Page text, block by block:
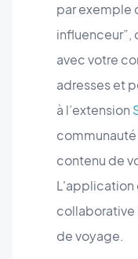
par exemple
influenceur”,
avec votre
adresses et
à l’extension
communauté
contenu de
L'application
collaborative
de voyage.